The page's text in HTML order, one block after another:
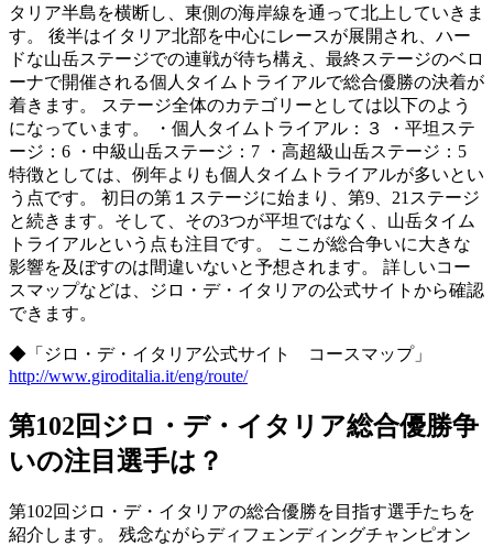
タリア半島を横断し、東側の海岸線を通って北上していきま
す。 後半はイタリア北部を中心にレースが展開され、ハー
ドな山岳ステージでの連戦が待ち構え、最終ステージのベロ
ーナで開催される個人タイムトライアルで総合優勝の決着が
着きます。 ステージ全体のカテゴリーとしては以下のよう
になっています。 ・個人タイムトライアル：３ ・平坦ステ
ージ：6 ・中級山岳ステージ：7 ・高超級山岳ステージ：5
特徴としては、例年よりも個人タイムトライアルが多いとい
う点です。 初日の第１ステージに始まり、第9、21ステージ
と続きます。そして、その3つが平坦ではなく、山岳タイム
トライアルという点も注目です。 ここが総合争いに大きな
影響を及ぼすのは間違いないと予想されます。 詳しいコー
スマップなどは、ジロ・デ・イタリアの公式サイトから確認
できます。
◆「ジロ・デ・イタリア公式サイト コースマップ」
http://www.giroditalia.it/eng/route/
第102回ジロ・デ・イタリア総合優勝争
いの注目選手は？
第102回ジロ・デ・イタリアの総合優勝を目指す選手たちを
紹介します。 残念ながらディフェンディングチャンピオン